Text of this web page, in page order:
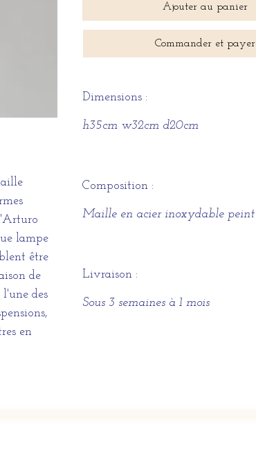
lampe
être
de
des
en
Ajouter au panier
Commander et payer
Dimensions :
h35cm w32cm d20cm
Composition :
Maille en acier inoxydable peint
Livraison :
Sous 3 semaines à 1 mois